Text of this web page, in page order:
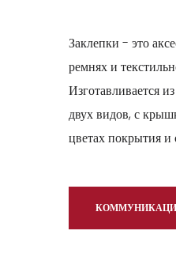
Заклепки - это
ремнях и
Изготавливается
двух видов, с
цветах покрытия и